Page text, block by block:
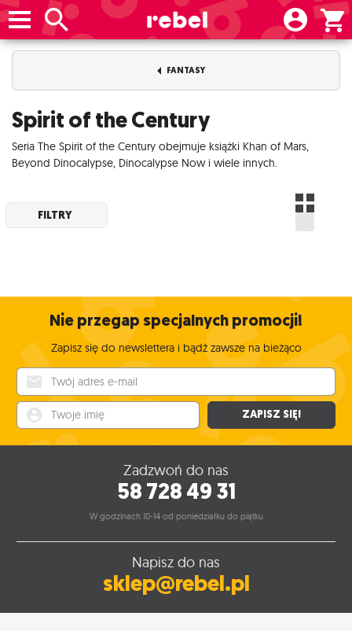
FANTASY
Spirit of the Century
Seria The Spirit of the Century obejmuje książki Khan of Mars,
Beyond Dinocalypse, Dinocalypse Now i wiele innych.
FILTRY
Nie przegap specjalnych promocji!
Zapisz się do newslettera i bądź zawsze na bieżąco
ZAPISZ SIĘ!
Zadzwoń do nas
58 728 49 31
W godzinach 10-14 od poniedziałku do piątku
Napisz do nas
sklep@rebel.pl